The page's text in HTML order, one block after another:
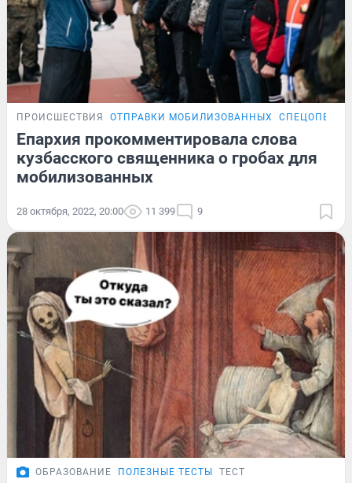
ПРОИСШЕСТВИЯ ОТПРАВКИ МОБИЛИЗОВАННЫХ
Епархия прокомментировала слова
кузбасского священника о гробах для
мобилизованных
28 октября, 2022, 20:00 11 399 9
ОБРАЗОВАНИЕ ПОЛЕЗНЫЕ ТЕСТЫ ТЕСТ